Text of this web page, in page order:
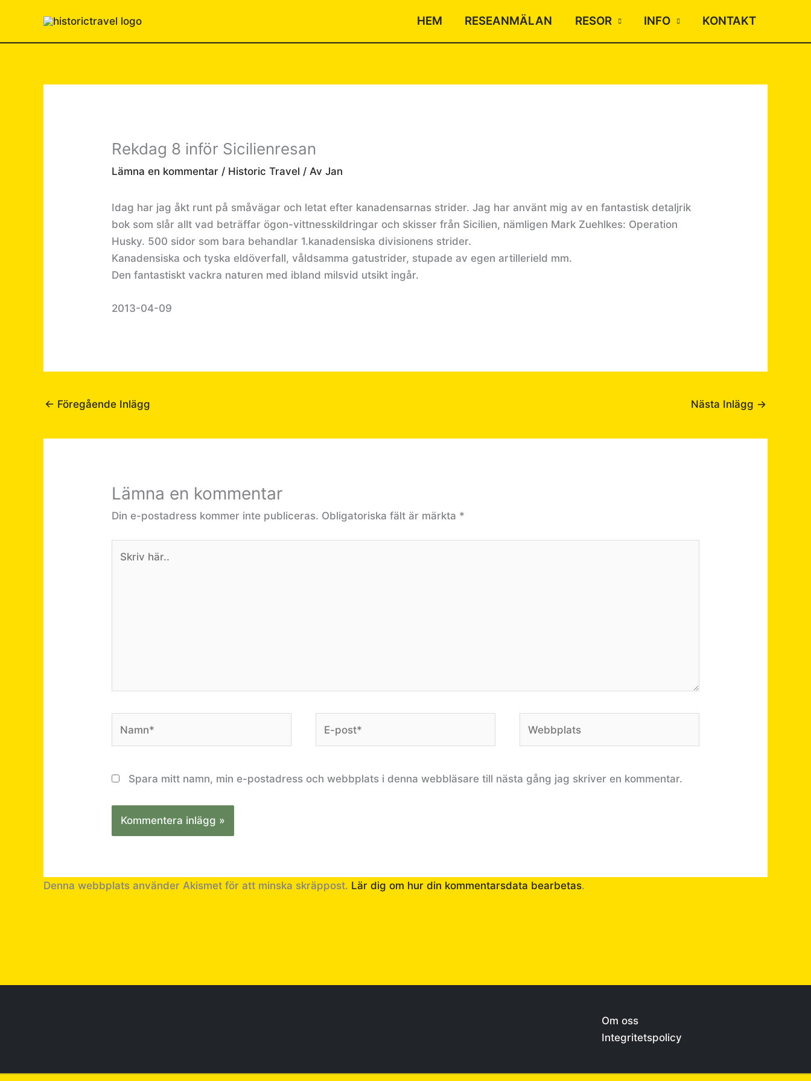
innehåll
HEM RESEANMÄLAN RESOR INFO KONTAKT
Rekdag 8 inför Sicilienresan
Lämna en kommentar / Historic Travel / AvJan
Idag har jag åkt runt på småvägar och letat efter kanadensarnas strider. Jag har använt mig av en fantastisk detaljrik
bok som slår allt vad beträffar ögon-vittnesskildringar och skisser från Sicilien, nämligen Mark Zuehlkes: Operation
Husky. 500 sidor som bara behandlar 1.kanadensiska divisionens strider.
Kanadensiska och tyska eldöverfall, våldsamma gatustrider, stupade av egen artillerield mm.
Den fantastiskt vackra naturen med ibland milsvid utsikt ingår.
2013-04-09
← Föregående Inlägg Nästa Inlägg →
Lämna en kommentar
Din e-postadress kommer inte publiceras. Obligatoriska fält är märkta *
här..
post*
Spara mitt namn, min e-postadress och webbplats i denna webbläsare till nästa gång jag skriver en kommentar.
Denna webbplats använder Akismet för att minska skräppost. Lär dig om hur din kommentarsdata bearbetas.
Om oss
Integritetspolicy